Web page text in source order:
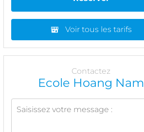
Voir tous les tarifs
Contactez
Ecole Hoang Nam